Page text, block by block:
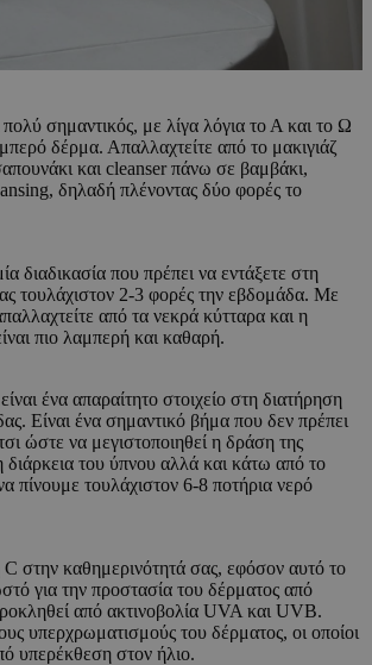
πολύ σημαντικός, με λίγα λόγια το Α και το Ω
δέρμα. Απαλλαχτείτε από το μακιγιάζ
και cleanser πάνω σε βαμβάκι,
δηλαδή πλένοντας δύο φορές το
διαδικασία που πρέπει να εντάξετε στη
τουλάχιστον 2-3 φορές την εβδομάδα. Με
από τα νεκρά κύτταρα και η
πιο λαμπερή και καθαρή.
ένα απαραίτητο στοιχείο στη διατήρηση
Είναι ένα σημαντικό βήμα που δεν πρέπει
ώστε να μεγιστοποιηθεί η δράση της
του ύπνου αλλά και κάτω από το
πίνουμε τουλάχιστον 6-8 ποτήρια νερό
C στην καθημερινότητά σας, εφόσον αυτό το
για την προστασία του δέρματος από
από ακτινοβολία UVA και UVB.
υπερχρωματισμούς του δέρματος, οι οποίοι
υπερέκθεση στον ήλιο.